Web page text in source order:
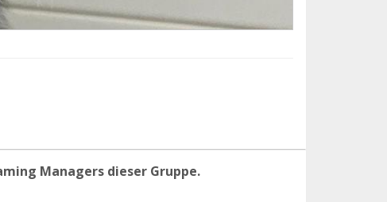
Managers dieser Gruppe.